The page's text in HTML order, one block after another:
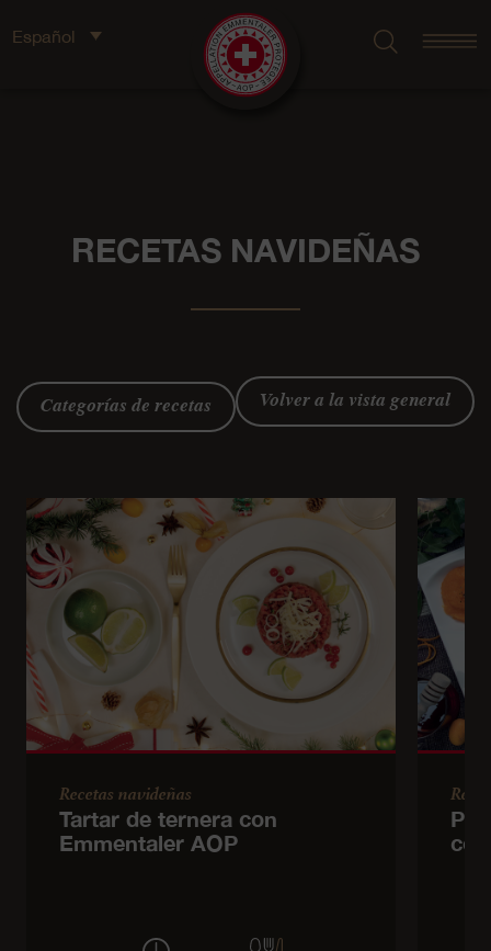
Español
RECETAS NAVIDEÑAS
Categorías de recetas Volver a la vista general
Recetas navideñas
Tartar de ternera con
Emmentaler AOP